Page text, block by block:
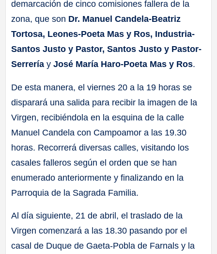
demarcación de cinco comisiones fallera de la
zona, que son Dr. Manuel Candela-Beatriz
Tortosa, Leones-Poeta Mas y Ros, Industria-
Santos Justo y Pastor, Santos Justo y Pastor-
Serrería yJosé María Haro-Poeta Mas y Ros.
De esta manera, el viernes 20 a la 19 horas se
disparará una salida para recibir la imagen de la
Virgen, recibiéndola en la esquina de la calle
Manuel Candela con Campoamor a las 19.30
horas. Recorrerá diversas calles, visitando los
casales falleros según el orden que se han
enumerado anteriormente y finalizando en la
Parroquia de la Sagrada Familia.
Al día siguiente, 21 de abril, el traslado de la
Virgen comenzará a las 18.30 pasando por el
casal de Duque de Gaeta-Pobla de Farnals y la